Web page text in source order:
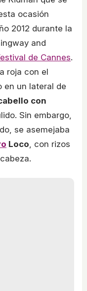
ocasión
2012 durante la
and
de Cannes.
roja con el
en un lateral de
con
Sin embargo,
se asemejaba
Loco, con rizos